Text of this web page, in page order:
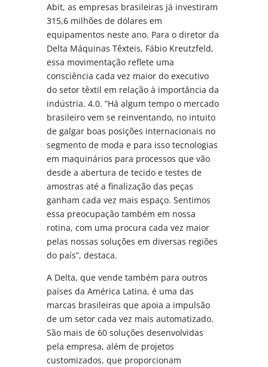
Abit, as empresas brasileiras já investiram
315,6 milhões de dólares em
equipamentos neste ano. Para o diretor da
Delta Máquinas Têxteis, Fábio Kreutzfeld,
essa movimentação reflete uma
consciência cada vez maior do executivo
do setor têxtil em relação à importância da
indústria. 4.0. “Há algum tempo o mercado
brasileiro vem se reinventando, no intuito
de galgar boas posições internacionais no
segmento de moda e para isso tecnologias
em maquinários para processos que vão
desde a abertura de tecido e testes de
amostras até a finalização das peças
ganham cada vez mais espaço. Sentimos
essa preocupação também em nossa
rotina, com uma procura cada vez maior
pelas nossas soluções em diversas regiões
do país”, destaca.
A Delta, que vende também para outros
países da América Latina, é uma das
marcas brasileiras que apoia a impulsão
de um setor cada vez mais automatizado.
São mais de 60 soluções desenvolvidas
pela empresa, além de projetos
customizados, que proporcionam